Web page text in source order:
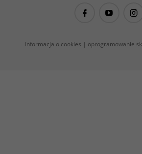
guitarproject@guitarproject.pl
Informacja o cookies | oprogramowanie